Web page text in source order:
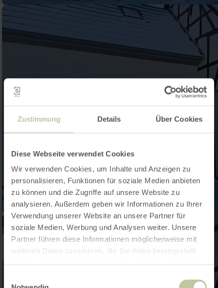
Zustimmung Details Über Cookies
Diese Webseite verwendet Cookies
Wir verwenden Cookies, um Inhalte und Anzeigen zu
personalisieren, Funktionen für soziale Medien anbieten
zu können und die Zugriffe auf unsere Website zu
analysieren. Außerdem geben wir Informationen zu Ihrer
Verwendung unserer Website an unsere Partner für
soziale Medien, Werbung und Analysen weiter. Unsere
Partner führen diese Informationen möglicherweise mit
weiteren Daten zusammen, die Sie ihnen bereitgestellt